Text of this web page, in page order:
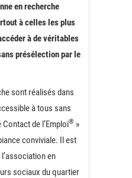
en recherche
à celles les plus
à de véritables
présélection par le
sont réalisés dans
à tous sans
de l’Emploi® »
conviviale. Il est
en
sociaux du quartier